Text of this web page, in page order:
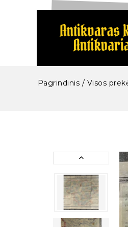
Pagrindinis / Visos